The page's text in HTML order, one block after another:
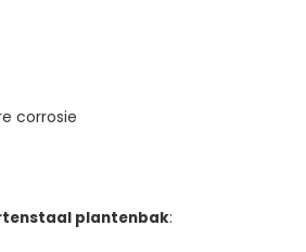
corrosie
plantenbak: